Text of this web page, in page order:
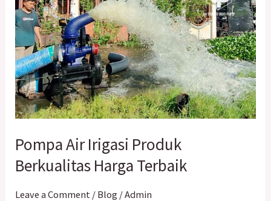
Pompa Air Irigasi Produk
Berkualitas Harga Terbaik
Leave a Comment / Blog /Admin